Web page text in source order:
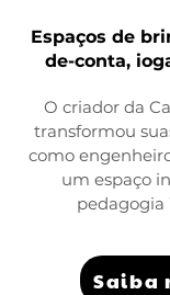
Espaços de
de-conta,
O criador da
transformou
como
um espaço
pedagogia
Saiba